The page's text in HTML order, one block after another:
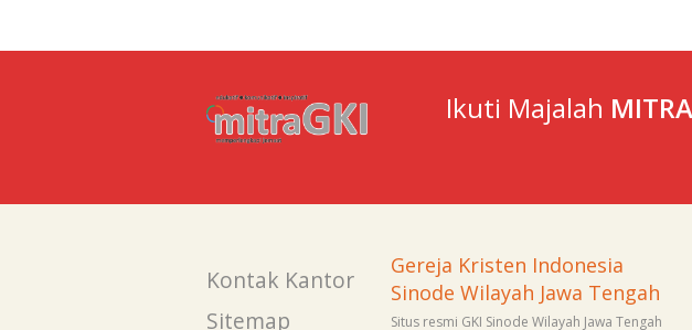
Ikuti Majalah
Kontak Kantor
Sitemap
Gereja Kristen Indonesia
Sinode Wilayah Jawa Tengah
Situs resmi GKI Sinode Wilayah Jawa Tengah